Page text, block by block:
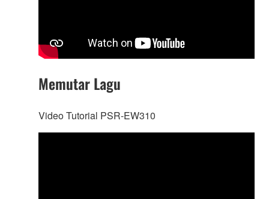
Memutar Lagu
Video Tutorial PSR-EW310